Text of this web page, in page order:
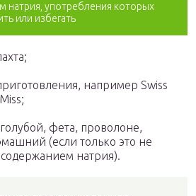
натрия, употребления которых
или избегать
например Swiss
Miss;
фета, проволоне,
(если только это не
натрия).